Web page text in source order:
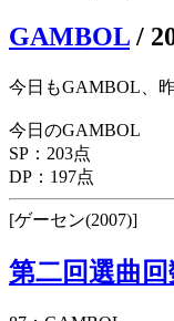
GAMBOL /
今日もGAMBOL、
今日のGAMBOL
SP：203点
DP：197点
[ゲーセン(2007)]
第二回選曲回